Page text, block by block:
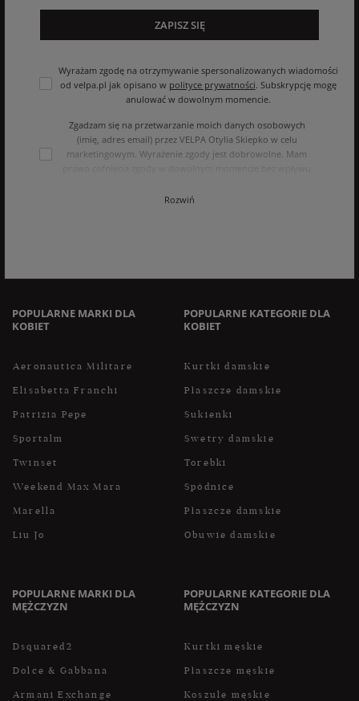
Wyrażam zgodę na otrzymywanie spersonalizowanych wiadomości
od velpa.pl jak opisano w polityce prywatności. Subskrypcję mogę
anulować w dowolnym momencie.
Zgadzam się na przetwarzanie moich danych osobowych
(imię, adres email) przez VELPA Otylia Skiepko w celu
marketingowym. Wyrażenie zgody jest dobrowolne. Mam
podstawie zgody przed jej cofnięciem. Mam prawo dostępu
Rozwiń
ZAPISZ SIĘ
POPULARNE MARKI DLA
KOBIET
Aeronautica Militare
Elisabetta Franchi
Patrizia Pepe
Sportalm
Twinset
Weekend Max Mara
Marella
Liu Jo
POPULARNE KATEGORIE DLA
KOBIET
Kurtki damskie
Płaszcze damskie
Sukienki
Swetry damskie
Torebki
Spódnice
Płaszcze damskie
Obuwie damskie
POPULARNE MARKI DLA
MĘŻCZYZN
Dsquared2
Dolce & Gabbana
Armani Exchange
POPULARNE KATEGORIE DLA
MĘŻCZYZN
Kurtki męskie
Płaszcze męskie
Koszule męskie